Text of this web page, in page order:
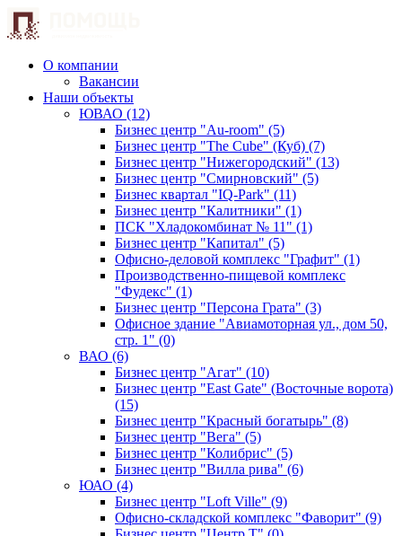
О компании
Вакансии
Наши объекты
ЮВАО (12)
Бизнес центр "Au-room" (5)
Бизнес центр "The Cube" (Куб) (7)
Бизнес центр "Нижегородский" (13)
Бизнес центр "Смирновский" (5)
Бизнес квартал "IQ-Park" (11)
Бизнес центр "Калитники" (1)
ПСК "Хладокомбинат № 11" (1)
Бизнес центр "Капитал" (5)
Офисно-деловой комплекс "Графит" (1)
Производственно-пищевой комплекс
"Фудекс" (1)
Бизнес центр "Персона Грата" (3)
Офисное здание "Авиамоторная ул., дом 50,
стр. 1" (0)
ВАО (6)
Бизнес центр "Агат" (10)
Бизнес центр "East Gate" (Восточные ворота)
(15)
Бизнес центр "Красный богатырь" (8)
Бизнес центр "Вега" (5)
Бизнес центр "Колибрис" (5)
Бизнес центр "Вилла рива" (6)
ЮАО (4)
Бизнес центр "Loft Ville" (9)
Офисно-складской комплекс "Фаворит" (9)